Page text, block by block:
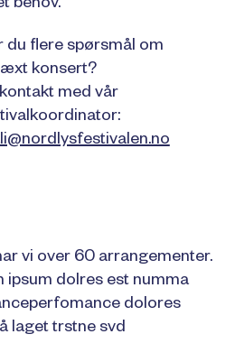
behov.
du flere spørsmål om
konsert?
kontakt med vår
vi over 60 arrangementer.
dolres est numma
dolores
laget trstne svd